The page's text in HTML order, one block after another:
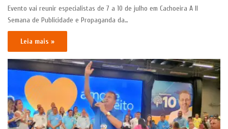
Evento vai reunir especialistas de 7 a 10 de julho em Cachoeira A II
Semana de Publicidade e Propaganda da…
Leia mais »